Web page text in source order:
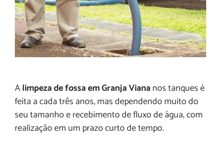
Alimpeza de fossa em Granja Viananos tanques é
feita a cada três anos, mas dependendo muito do
seu tamanho e recebimento de fluxo de água, com
realização em um prazo curto de tempo.